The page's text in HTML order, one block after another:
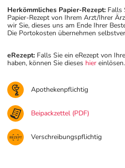
Herkömmliches Papier-Rezept: Falls
Papier-Rezept von Ihrem Arzt/Ihrer
wir Sie, dieses uns am Ende Ihrer
Die Portokosten übernehmen
eRezept: Falls Sie ein eRezept von
haben, können Sie dieses hier einlösen.
Apothekenpflichtig
Beipackzettel (PDF)
Verschreibungspflichtig